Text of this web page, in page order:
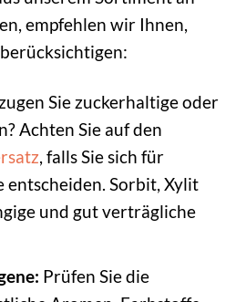
empfehlen wir Ihnen,
Sie zuckerhaltige oder
Achten Sie auf den
, falls Sie sich für
Sorbit, Xylit
und gut verträgliche
Prüfen Sie die